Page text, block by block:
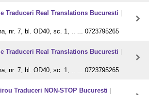
Traduceri Real Translations Bucuresti
nr. 7, bl. OD40, sc. 1, .. ... 0723795265
Traduceri Real Translations Bucuresti
nr. 7, bl. OD40, sc. 1, .. ... 0723795265
Traduceri NON-STOP Bucuresti